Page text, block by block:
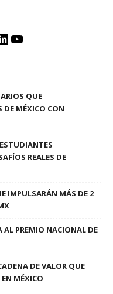
YouTube
QUE
DE MÉXICO CON
REALES DE
IMPULSARÁN MÁS DE 2
AL PREMIO NACIONAL DE
DE VALOR QUE
MÉXICO